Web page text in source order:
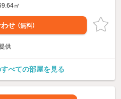
㎡
せ （無料）
供
べての部屋を見る